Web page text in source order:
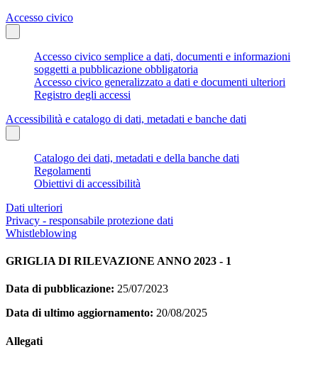
Accesso civico
Accesso civico semplice a dati, documenti e informazioni
soggetti a pubblicazione obbligatoria
Accesso civico generalizzato a dati e documenti ulteriori
Registro degli accessi
Accessibilità e catalogo di dati, metadati e banche dati
Catalogo dei dati, metadati e della banche dati
Regolamenti
Obiettivi di accessibilità
Dati ulteriori
Privacy - responsabile protezione dati
Whistleblowing
GRIGLIA DI RILEVAZIONE ANNO 2023 - 1
Data di pubblicazione: 25/07/2023
Data di ultimo aggiornamento: 20/08/2025
Allegati